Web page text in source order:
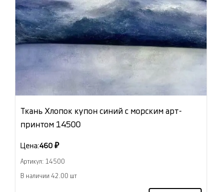
Ткань Хлопок купон синий с морским арт-
принтом 14500
Цена:460 ₽
Артикул: 14500
В наличии 42.00 шт